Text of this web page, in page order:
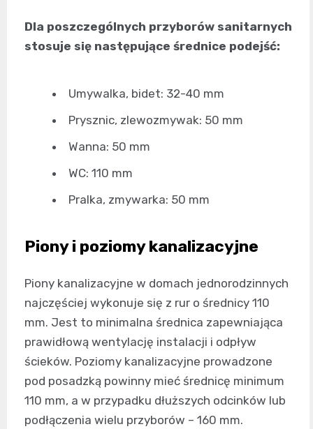
Dla poszczególnych przyborów sanitarnych
stosuje się następujące średnice podejść:
Umywalka, bidet: 32-40 mm
Prysznic, zlewozmywak: 50 mm
Wanna: 50 mm
WC: 110 mm
Pralka, zmywarka: 50 mm
Piony i poziomy kanalizacyjne
Piony kanalizacyjne w domach jednorodzinnych
najczęściej wykonuje się z rur o średnicy 110
mm. Jest to minimalna średnica zapewniająca
prawidłową wentylację instalacji i odpływ
ścieków. Poziomy kanalizacyjne prowadzone
pod posadzką powinny mieć średnicę minimum
110 mm, a w przypadku dłuższych odcinków lub
podłączenia wielu przyborów – 160 mm.